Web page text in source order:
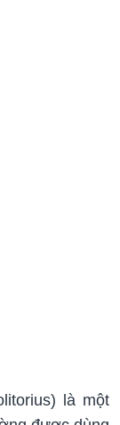
là một